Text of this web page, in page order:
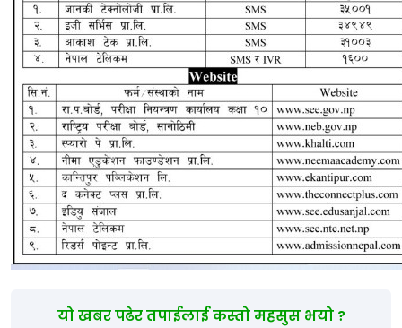
यो खबर पढेर तपाईलाई कस्तो महसुस भयो ?